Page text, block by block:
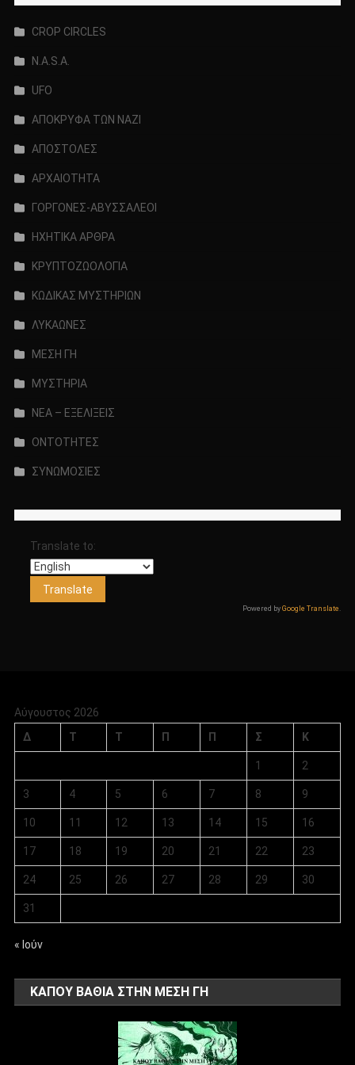
CROP CIRCLES
N.A.S.A.
UFO
ΑΠΟΚΡΥΦΑ ΤΩΝ ΝΑΖΙ
ΑΠΟΣΤΟΛΕΣ
ΑΡΧΑΙΟΤΗΤΑ
ΓΟΡΓΟΝΕΣ-ΑΒΥΣΣΑΛΕΟΙ
ΗΧΗΤΙΚΑ ΑΡΘΡΑ
ΚΡΥΠΤΟΖΩΟΛΟΓΙΑ
ΚΩΔΙΚΑΣ ΜΥΣΤΗΡΙΩΝ
ΛΥΚΑΩΝΕΣ
ΜΕΣΗ ΓΗ
ΜΥΣΤΗΡΙΑ
ΝΕΑ – ΕΞΕΛΙΞΕΙΣ
ΟΝΤΟΤΗΤΕΣ
ΣΥΝΩΜΟΣΙΕΣ
Translate to:
Powered byGoogle Translate .
Αύγουστος 2026
Δ
Τ Τ Π Π Σ Κ
1 2
3 4 5 6 7 8 9
10 11 12 13 14 15 16
17 18 19 20 21 22 23
24 25 26 27 28 29 30
31
« Ιούν
ΚΑΠΟΥ ΒΑΘΙΑ ΣΤΗΝ ΜΕΣΗ ΓΗ